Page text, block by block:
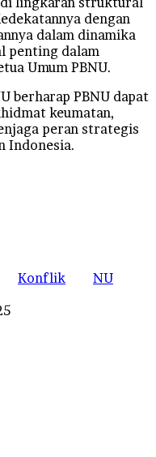
dengan
dalam dinamika
penting dalam
Umum PBNU.
berharap PBNU dapat
keumatan,
peran strategis
Indonesia.
Konflik
NU